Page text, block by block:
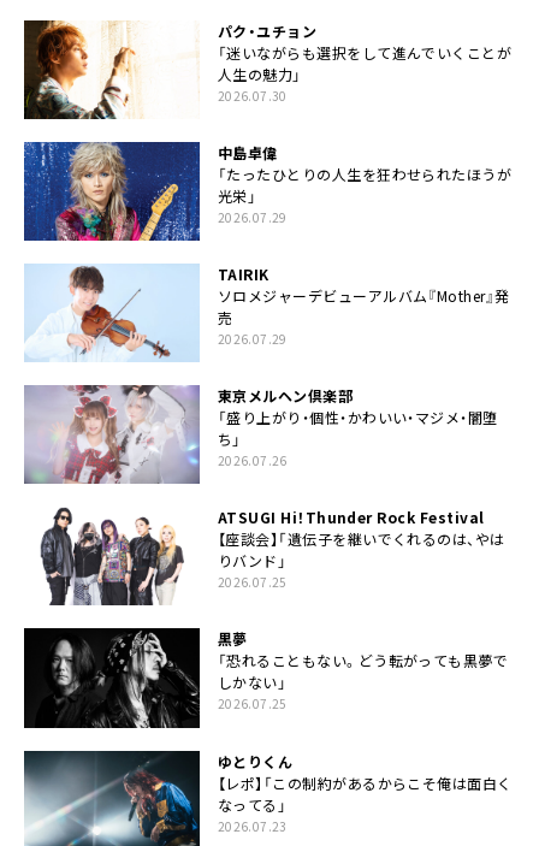
パク・ユチョン
「迷いながらも選択をして進んでいくことが
人生の魅力」
2026.07.30
中島卓偉
「たったひとりの人生を狂わせられたほうが
光栄」
2026.07.29
TAIRIK
ソロメジャーデビューアルバム『Mother』発
売
2026.07.29
東京メルヘン倶楽部
「盛り上がり・個性・かわいい・マジメ・闇堕
ち」
2026.07.26
ATSUGI Hi！Thunder Rock Festival
【座談会】「遺伝子を継いでくれるのは、やは
りバンド」
2026.07.25
黒夢
「恐れることもない。どう転がっても黒夢で
しかない」
2026.07.25
ゆとりくん
【レポ】「この制約があるからこそ俺は面白く
なってる」
2026.07.23